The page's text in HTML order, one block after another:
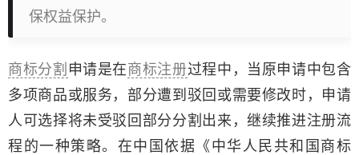
保权益保护。
商标分割 申请是在 商标注册过程中，当原申请中包含
多项商品或服务，部分遭到驳回或需要修改时，申请
人可选择将未受驳回部分分割出来，继续推进注册流
程的一种策略。在中国依据《中华人民共和国商标